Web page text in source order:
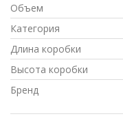
Объем
Категория
Длина коробки
Высота коробки
Бренд